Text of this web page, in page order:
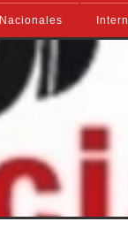
Nacionales